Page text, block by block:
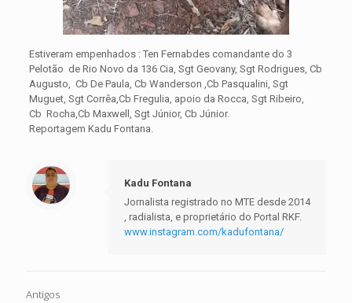
Estiveram empenhados : Ten Fernabdes comandante do 3
Pelotão de Rio Novo da 136 Cia, Sgt Geovany, Sgt Rodrigues, Cb
Augusto, Cb De Paula, Cb Wanderson ,Cb Pasqualini, Sgt
Muguet, Sgt Corrêa,Cb Fregulia, apoio da Rocca, Sgt Ribeiro,
Cb Rocha,Cb Maxwell, Sgt Júnior, Cb Júnior.
Reportagem Kadu Fontana.
Kadu Fontana
Jornalista registrado no MTE desde 2014
, radialista, e proprietário do Portal RKF.
www.instagram.com/kadufontana/
Antigos